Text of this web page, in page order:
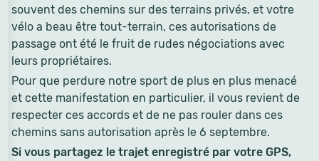
souvent des chemins sur des terrains privés, et votre
vélo a beau être tout-terrain, ces autorisations de
passage ont été le fruit de rudes négociations avec
leurs propriétaires.
Pour que perdure notre sport de plus en plus menacé
et cette manifestation en particulier, il vous revient de
respecter ces accords et de ne pas rouler dans ces
chemins sans autorisation après le 6 septembre.
Si vous partagez le trajet enregistré par votre GPS,